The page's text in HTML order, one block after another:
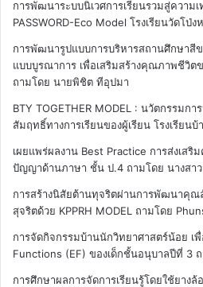
การพัฒนาระบบนิเวศการเรียนรวมสู่ความ
PASSWORD-Eco Model โรงเรียนวัดโป่
การพัฒนารูปแบบการบริหารสถานศึกษาสี
แบบบูรณาการ เพื่อเสริมสร้างคุณภาพชีวิต
ถามโดย นายพิชิต ทีอุปมา
BTY TOGETHER MODEL : นวัตกรรมก
สัมฤทธิ์ทางการเรียนของผู้เรียน โรงเรียนบ้
เผยแพร่ผลงาน Best Practice การส่งเส
ปัญญาด้านภาษา ชั้น ป.4 ถามโดย นางสา
การสร้างนิสัยต้านทุจริตผ่านการพัฒนาคุณ
สุจริตด้วย KPPRH MODEL ถามโดย
การจัดกิจกรรมบ้านนักวิทยาศาสตร์น้อย เ
Functions (EF) ของเด็กชั้นอนุบาลปีที่ 3
การศึกษาผลการจัดการเรียนรู้โดยใช้ยาง